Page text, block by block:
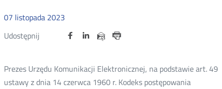
07 listopada 2023
Udostępnij
Udostępnij
Otwórz Udostępnij
na
OtwórzUdostępnij
na
OtwórzUdostępnij
przez
Prezes Urzędu Komunikacji Elektronicznej, na podstawie art. 49
ustawy z dnia 14 czerwca 1960 r. Kodeks postępowania